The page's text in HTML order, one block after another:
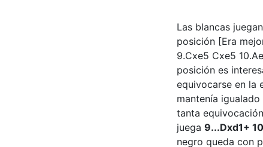
Las blancas
posición [Era
9.Cxe5 Cxe5
posición es
equivocarse en la
mantenía
tanta
juega 9...Dxd1+
negro queda con